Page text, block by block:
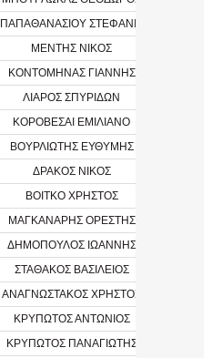
ΠΑΠΑΘΑΝΑΣΙΟΥ ΣΤΕΦΑΝΙΑ
ΜΕΝΤΗΣ ΝΙΚΟΣ
ΚΟΝΤΟΜΗΝΑΣ ΓΙΑΝΝΗΣ
ΛΙΑΡΟΣ ΣΠΥΡΙΔΩΝ
ΚΟΡΟΒΕΣΑΙ ΕΜΙΛΙΑΝΟ
ΒΟΥΡΛΙΩΤΗΣ ΕΥΘΥΜΗΣ
ΔΡΑΚΟΣ ΝΙΚΟΣ
ΒΟΙΤΚΟ ΧΡΗΣΤΟΣ
ΜΑΓΚΑΝΑΡΗΣ ΟΡΕΣΤΗΣ
ΔΗΜΟΠΟΥΛΟΣ ΙΩΑΝΝΗΣ
ΣΤΑΘΑΚΟΣ ΒΑΣΙΛΕΙΟΣ
ΑΝΑΓΝΩΣΤΑΚΟΣ ΧΡΗΣΤΟΣ
ΚΡΥΠΩΤΟΣ ΑΝΤΩΝΙΟΣ
ΚΡΥΠΩΤΟΣ ΠΑΝΑΓΙΩΤΗΣ